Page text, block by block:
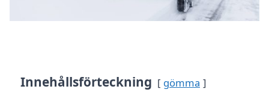
Innehållsförteckning gömma